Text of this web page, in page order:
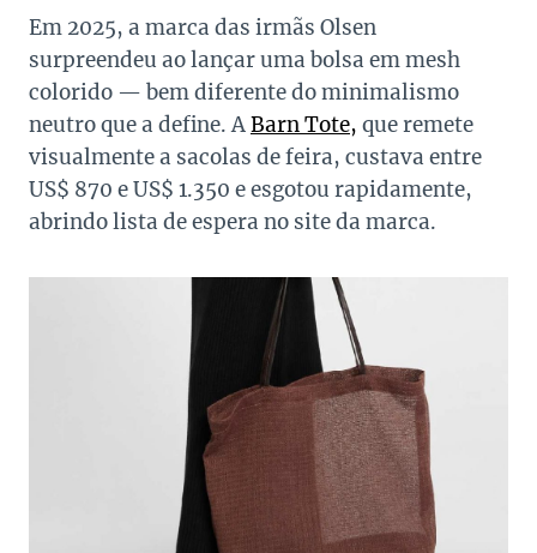
Em 2025, a marca das irmãs Olsen
surpreendeu ao lançar uma bolsa em mesh
colorido — bem diferente do minimalismo
neutro que a define. ABarn Tote, que remete
visualmente a sacolas de feira, custava entre
US$ 870 e US$ 1.350 e esgotou rapidamente,
abrindo lista de espera no site da marca.